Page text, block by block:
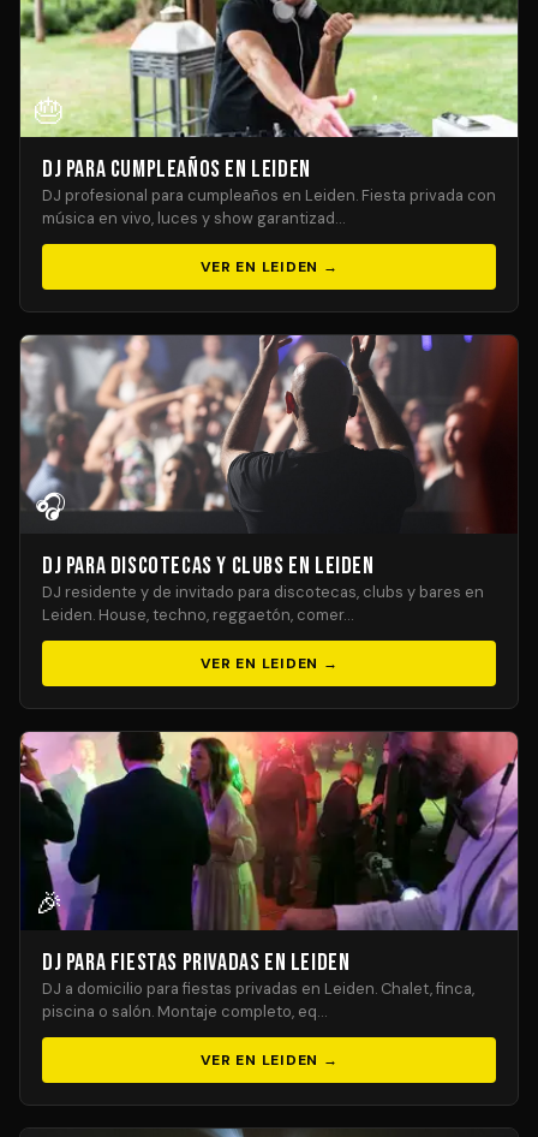
🎂
DJ para Cumpleaños en Leiden
DJ profesional para cumpleaños en Leiden. Fiesta privada con
música en vivo, luces y show garantizad…
VER EN LEIDEN →
🎧
DJ para Discotecas y Clubs en Leiden
DJ residente y de invitado para discotecas, clubs y bares en
Leiden. House, techno, reggaetón, comer…
VER EN LEIDEN →
🎉
DJ para Fiestas Privadas en Leiden
DJ a domicilio para fiestas privadas en Leiden. Chalet, finca,
piscina o salón. Montaje completo, eq…
VER EN LEIDEN →